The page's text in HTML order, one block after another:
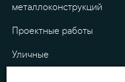
металлоконструкций
Проектные работы
Уличные
металлоизделия